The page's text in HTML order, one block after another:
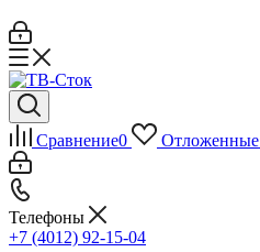
Сравнение0 Отложенные
Телефоны
+7 (4012) 92-15-04